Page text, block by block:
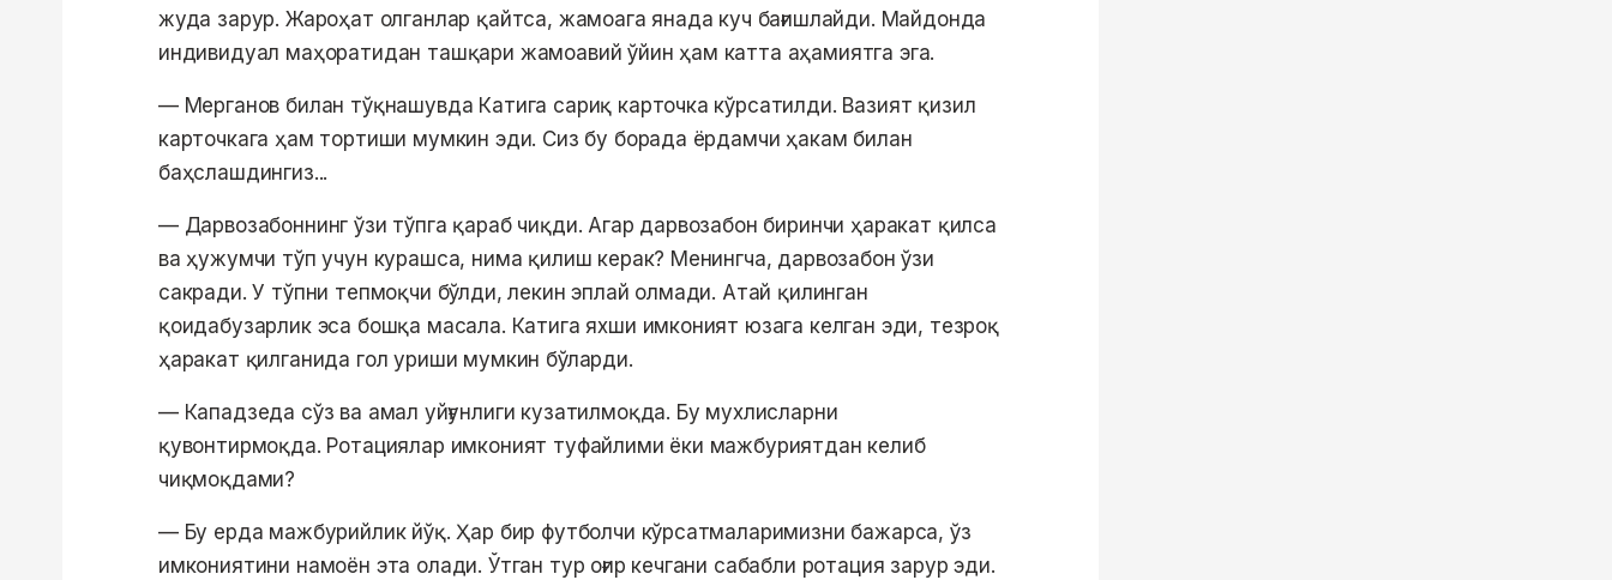
жуда зарур. Жароҳат олганлар қайтса, жамоага янада куч бағишлайди. Майдонда
индивидуал маҳоратидан ташқари жамоавий ўйин ҳам катта аҳамиятга эга.
— Мерганов билан тўқнашувда Катига сариқ карточка кўрсатилди. Вазият қизил
карточкага ҳам тортиши мумкин эди. Сиз бу борада ёрдамчи ҳакам билан
баҳслашдингиз...
— Дарвозабоннинг ўзи тўпга қараб чиқди. Агар дарвозабон биринчи ҳаракат қилса
ва ҳужумчи тўп учун курашса, нима қилиш керак? Менингча, дарвозабон ўзи
сакради. У тўпни тепмоқчи бўлди, лекин эплай олмади. Атай қилинган
қоидабузарлик эса бошқа масала. Катига яхши имконият юзага келган эди, тезроқ
ҳаракат қилганида гол уриши мумкин бўларди.
— Кападзеда сўз ва амал уйғунлиги кузатилмоқда. Бу мухлисларни
қувонтирмоқда. Ротациялар имконият туфайлими ёки мажбуриятдан келиб
чиқмоқдами?
— Бу ерда мажбурийлик йўқ. Ҳар бир футболчи кўрсатмаларимизни бажарса, ўз
имкониятини намоён эта олади. Ўтган тур оғир кечгани сабабли ротация зарур эди.